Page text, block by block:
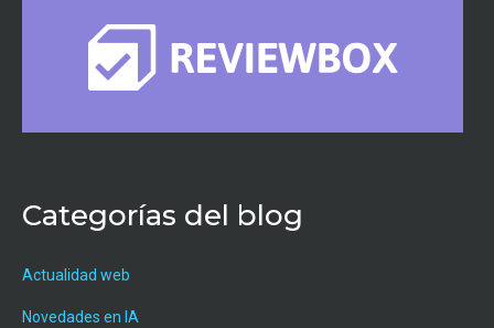
Categorías del blog
Actualidad web
Novedades en IA